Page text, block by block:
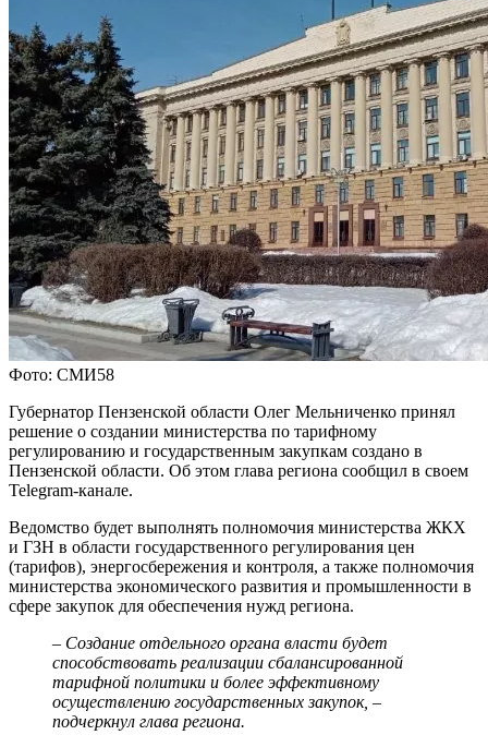
Фото: СМИ58
Губернатор Пензенской области Олег Мельниченко принял
решение о создании министерства по тарифному
регулированию и государственным закупкам создано в
Пензенской области. Об этом глава региона сообщил в своем
Telegram-канале.
Ведомство будет выполнять полномочия министерства ЖКХ
и ГЗН в области государственного регулирования цен
(тарифов), энергосбережения и контроля, а также полномочия
министерства экономического развития и промышленности в
сфере закупок для обеспечения нужд региона.
– Создание отдельного органа власти будет
способствовать реализации сбалансированной
тарифной политики и более эффективному
осуществлению государственных закупок, –
подчеркнул глава региона.